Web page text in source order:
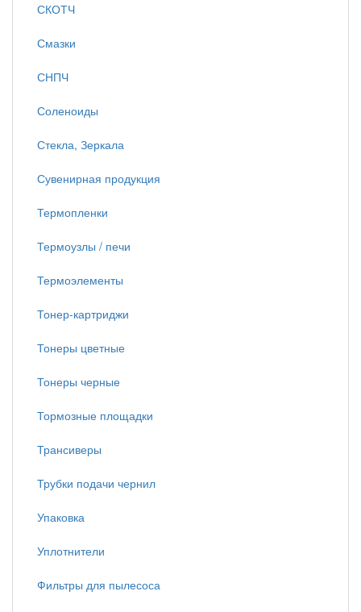
СКОТЧ
Смазки
СНПЧ
Соленоиды
Стекла, Зеркала
Сувенирная продукция
Термопленки
Термоузлы / печи
Термоэлементы
Тонер-картриджи
Тонеры цветные
Тонеры черные
Тормозные площадки
Трансиверы
Трубки подачи чернил
Упаковка
Уплотнители
Фильтры для пылесоса